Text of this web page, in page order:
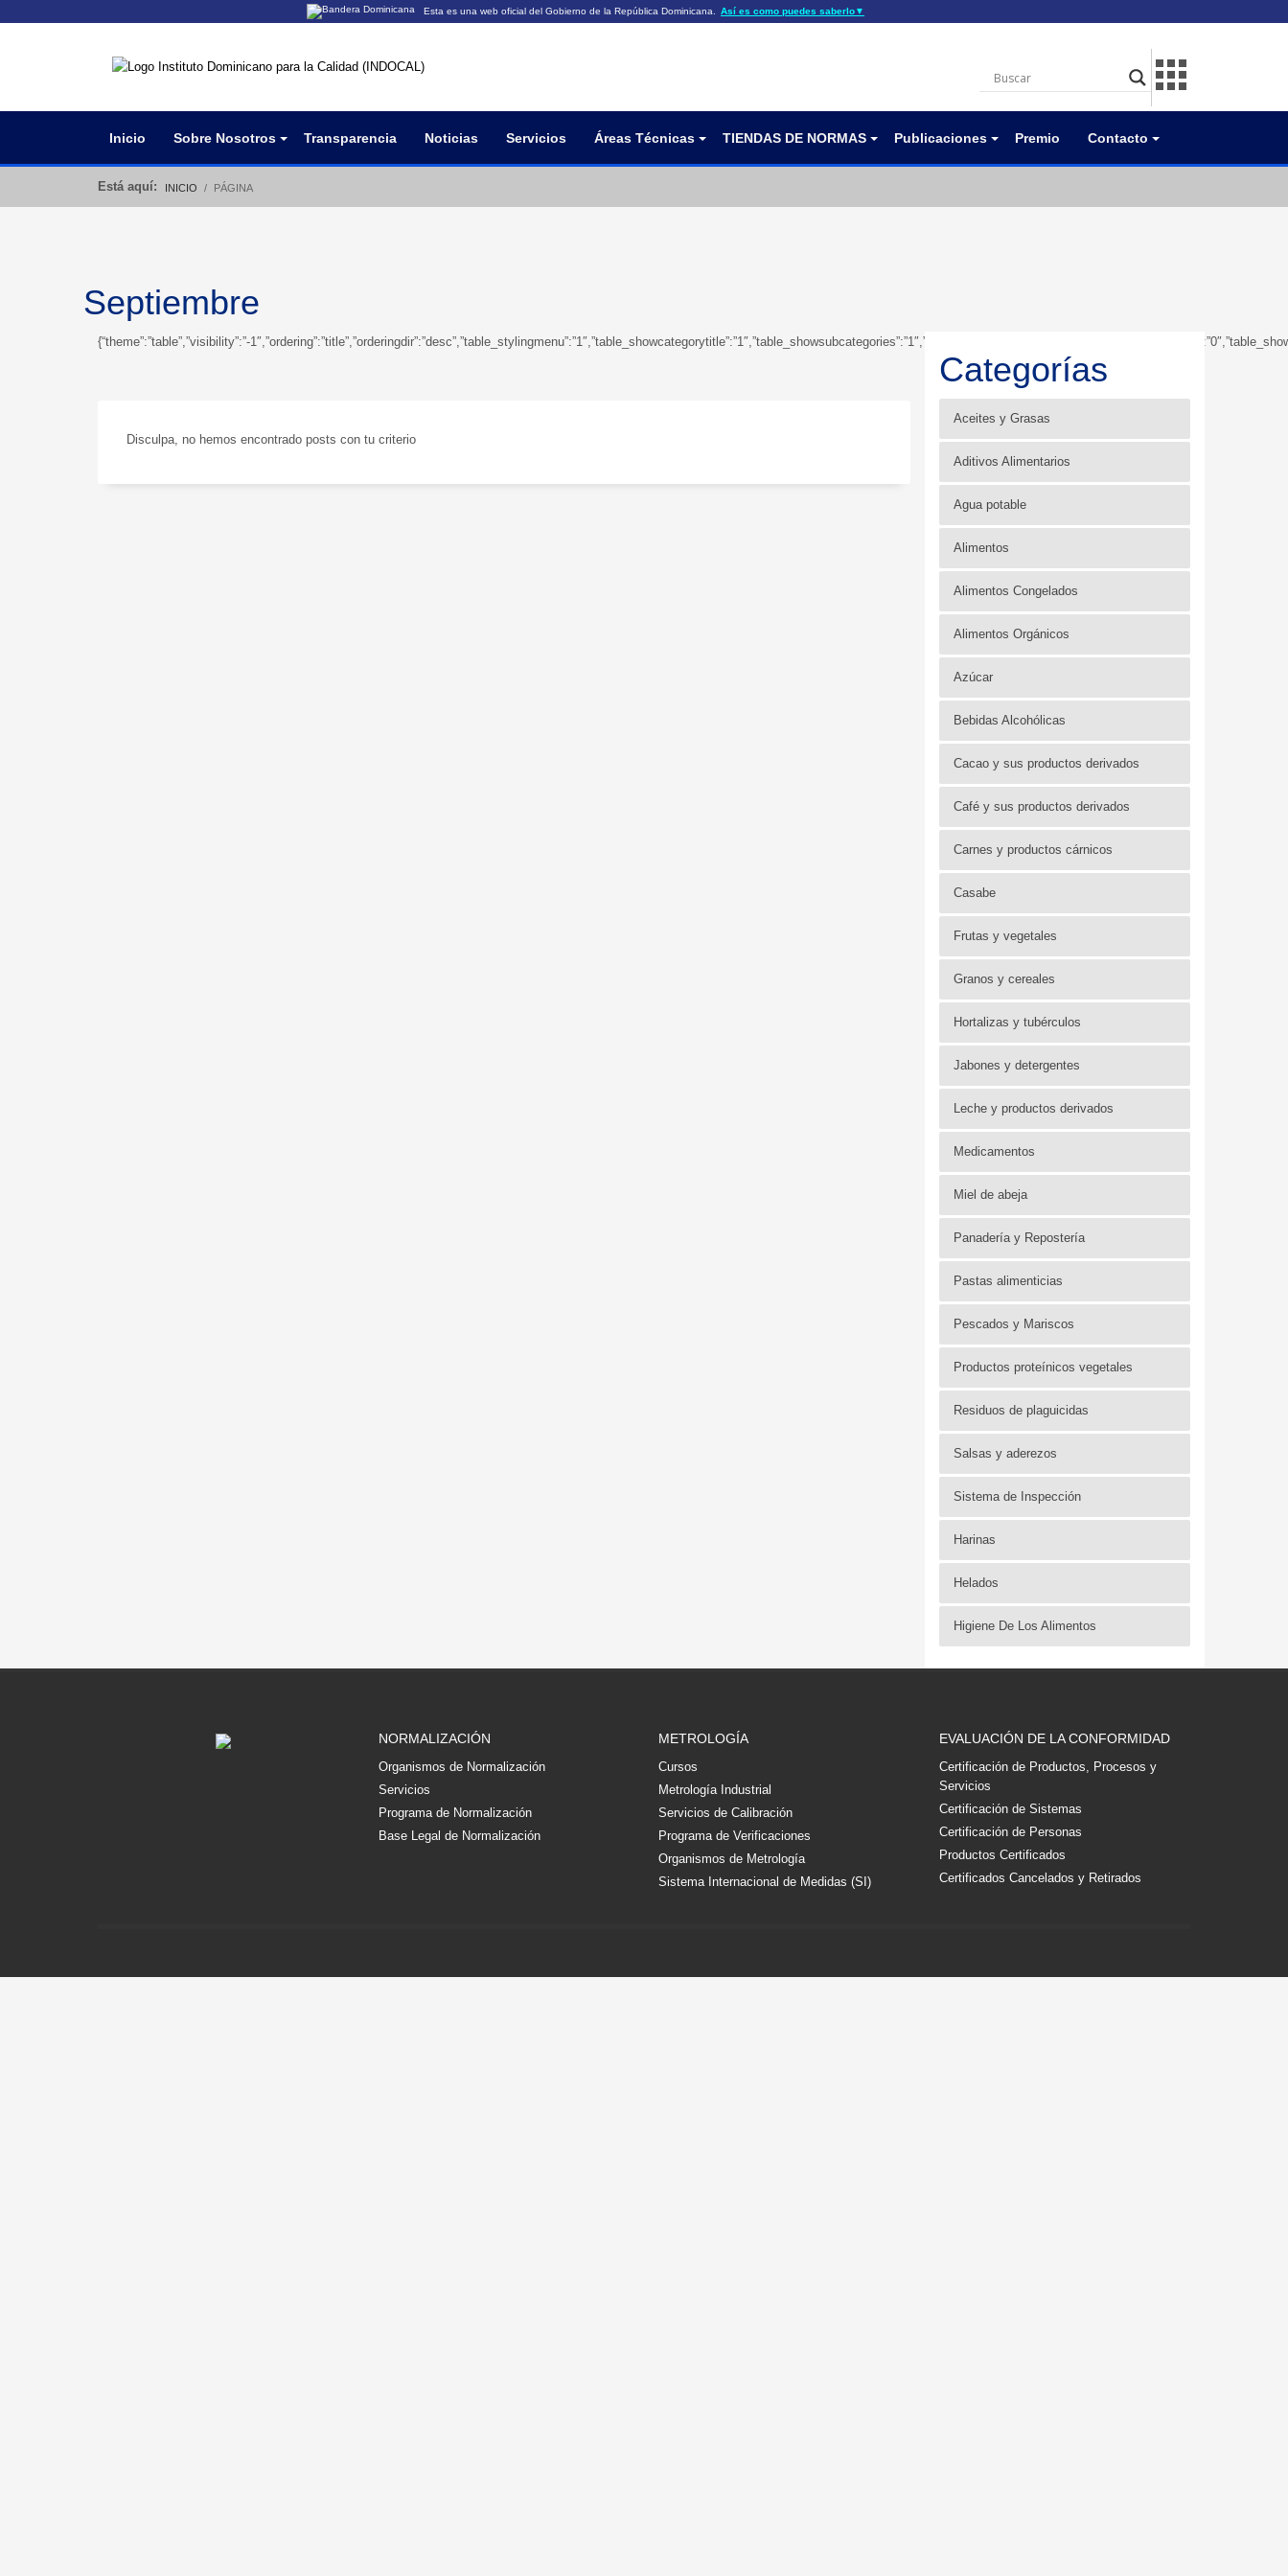
Esta es una web oficial del Gobierno de la República Dominicana. Así es como puedes saberlo▼
Los sitios web oficiales utilizan .gob.do o .gov.do
Los sitios web oficiales .gob.do o .gov.do seguros utilizan
Inicio Sobre Nosotros Transparencia Noticias Servicios Áreas Técnicas TIENDAS DE NORMAS Publicaciones Premio Contacto
Está aquí: INICIO PÁGINA
Septiembre
{“theme”:”table”,”visibility”:”-
Disculpa, no hemos encontrado posts con tu criterio
Categorías
Aceites y Grasas
Aditivos Alimentarios
Agua potable
Alimentos
Alimentos Congelados
Alimentos Orgánicos
Azúcar
Bebidas Alcohólicas
Cacao y sus productos derivados
Café y sus productos derivados
Carnes y productos cárnicos
Casabe
Frutas y vegetales
Granos y cereales
Hortalizas y tubérculos
Jabones y detergentes
Leche y productos derivados
Medicamentos
Miel de abeja
Panadería y Repostería
Pastas alimenticias
Pescados y Mariscos
Productos proteínicos vegetales
Residuos de plaguicidas
Salsas y aderezos
Sistema de Inspección
Harinas
Helados
Higiene De Los Alimentos
NORMALIZACIÓN
Organismos de Normalización
Servicios
Programa de Normalización
Base Legal de Normalización
METROLOGÍA
Cursos
Metrología Industrial
Servicios de Calibración
Programa de Verificaciones
Organismos de Metrología
Sistema Internacional de Medidas (SI)
EVALUACIÓN DE LA CONFORMIDAD
Certificación de Productos, Procesos y
Servicios
Certificación de Sistemas
Certificación de Personas
Productos Certificados
Certificados Cancelados y Retirados